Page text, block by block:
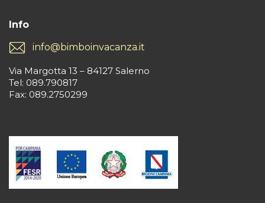
Info
info@bimboinvacanza.it
Via Margotta 13 – 84127 Salerno
Tel: 089.790817
Fax: 089.2750299